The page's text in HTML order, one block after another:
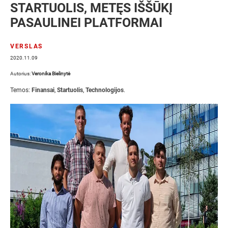
STARTUOLIS, METĘS IŠŠŪKĮ
PASAULINEI PLATFORMAI
VERSLAS
2020.11.09
Autorius:Veronika Bielinytė
Temos: Finansai, Startuolis, Technologijos.